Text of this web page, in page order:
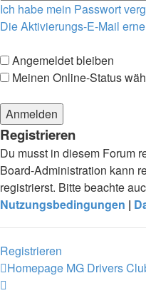
Ich habe mein Passwort
Die Aktivierungs-E-Mail
Angemeldet bleiben
Meinen Online-Status
Registrieren
Du musst in diesem Forum
Board-Administration kann
registrierst. Bitte beachte
Nutzungsbedingungen |
Registrieren
Homepage MG Drivers